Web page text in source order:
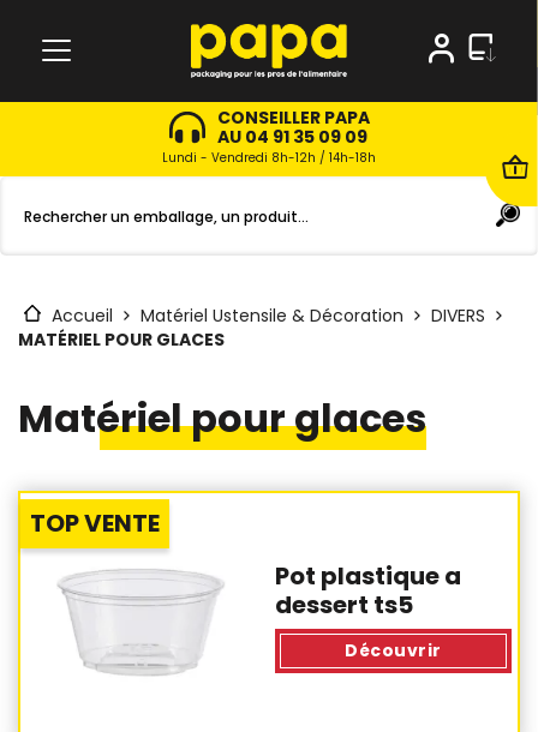
CONSEILLER PAPA
AU 04 91 35 09 09
Lundi - Vendredi 8h-12h / 14h-18h
Accueil Matériel Ustensile & Décoration
DIVERS
MATÉRIEL POUR GLACES
Matériel pour glaces
TOP VENTE
Pot plastique a
dessert ts5
Découvrir